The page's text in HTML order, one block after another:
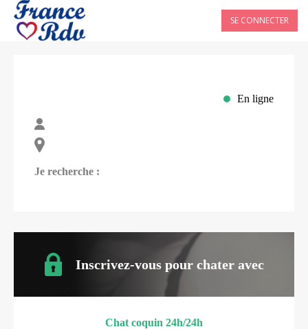
SE CONNECTER
En ligne
Je recherche :
Inscrivez-vous pour chater avec
Chat coquin 24h/24h